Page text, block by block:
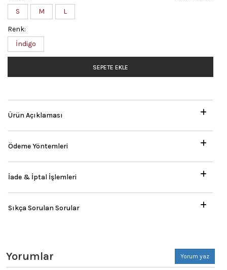
S
M L
Renk:
İndigo
SEPETE EKLE
Ürün Açıklaması
Ödeme Yöntemleri
İade & İptal İşlemleri
Sıkça Sorulan Sorular
Yorumlar Yorum yaz